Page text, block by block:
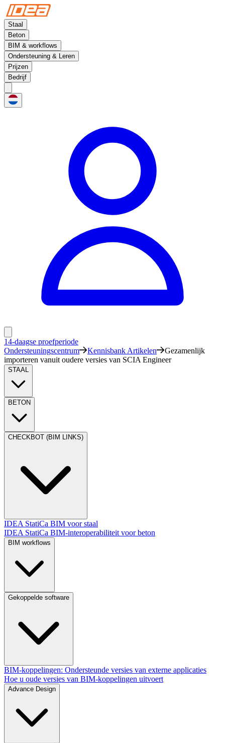
Staal
Beton
BIM & workflows
Ondersteuning & Leren
Prijzen
Bedrijf
14-daagse proefperiode
Ondersteuningscentrum
Kennisbank Artikelen
Gezamenlijk
importeren vanuit oudere versies van SCIA Engineer
STAAL
BETON
CHECKBOT (BIM LINKS)
IDEA StatiCa BIM voor staal
IDEA StatiCa BIM-interoperabiliteit voor beton
BIM workflows
Gekoppelde software
BIM-koppelingen: Ondersteunde versies van externe applicaties
Hoe u oude versies van BIM-koppelingen uitvoert
Advance Design